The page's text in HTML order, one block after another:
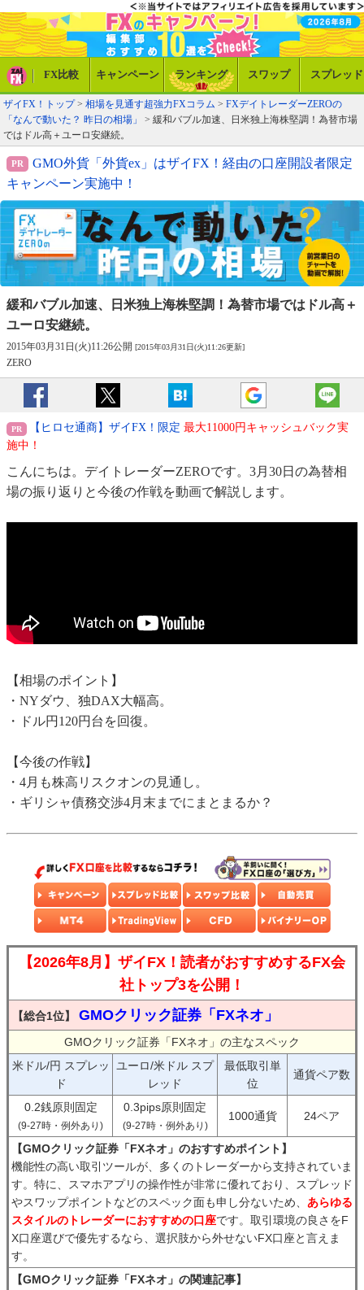
FX比較 キャンペーン ランキング スワップ スプレッド
ザイFX！トップ> 相場を見通す超強力FXコラム > FXデイトレーダーZEROの
「なんで動いた？ 昨日の相場」
> 緩和バブル加速、日米独上海株堅調！為替市場
ではドル高＋ユーロ安継続。
GMO外貨「外貨ex」はザイFX！経由の口座開設者限定
キャンペーン実施中！
緩和バブル加速、日米独上海株堅調！ 為替市場ではドル高＋
ユーロ安継続。
2015年03月31日(火)11:26公開 [2015年03月31日(火)11:26更新]
ZERO
【ヒロセ通商】ザイFX！限定 最大11000円キャッシュバック実
施中！
こんにちは。デイトレーダーZEROです。3月30日の為替相
場の振り返りと今後の作戦を動画で解説します。
【相場のポイント】
・NYダウ、独DAX大幅高。
・ドル円120円台を回復。
【今後の作戦】
・4月も株高リスクオンの見通し。
・ギリシャ債務交渉4月末までにまとまるか？
【2026年8月】ザイFX！読者がおすすめするFX会
社トップ3を公開！
【総合1位】 GMOクリック証券「FXネオ」
GMOクリック証券「FXネオ」の主なスペック
米ドル/円 スプレッ
ド
ユーロ/米ドル スプ
レッド
最低取引単
位
通貨ペア数
0.2銭原則固定
(9-27時・例外あり)
0.3pips原則固定
(9-27時・例外あり)
1000通貨 24ペア
【GMOクリック証券「FXネオ」のおすすめポイント】
機能性の高い取引ツールが、多くのトレーダーから支持されていま
す。特に、スマホアプリの操作性が非常に優れており、スプレッド
やスワップポイントなどのスペック面も申し分ないため、 あらゆる
スタイルのトレーダーにおすすめの口座です。取引環境の良さをF
X口座選びで優先するなら、選択肢から外せないFX口座と言えま
す。
【GMOクリック証券「FXネオ」の関連記事】